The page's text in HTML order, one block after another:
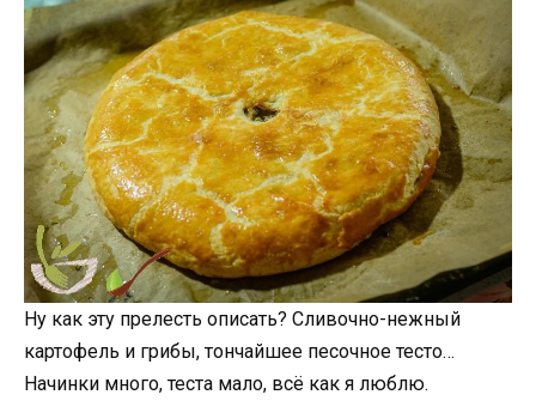
Ну как эту прелесть описать? Сливочно-нежный
картофель и грибы, тончайшее песочное тесто…
Начинки много, теста мало, всё как я люблю.